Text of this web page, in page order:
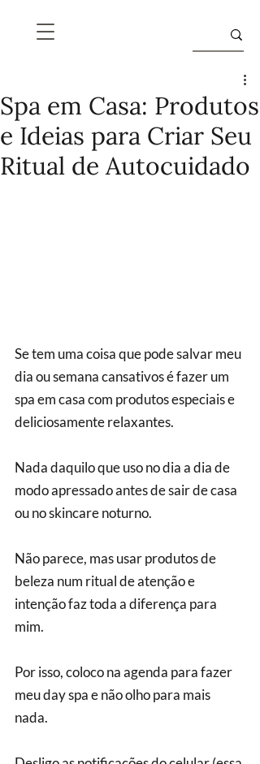
Spa em Casa: Produtos
e Ideias para Criar Seu
Ritual de Autocuidado
Se tem uma coisa que pode salvar meu
dia ou semana cansativos é fazer um
spa em casa com produtos especiais e
deliciosamente relaxantes.
Nada daquilo que uso no dia a dia de
modo apressado antes de sair de casa
ou no skincare noturno.
Não parece, mas usar produtos de
beleza num ritual de atenção e
intenção faz toda a diferença para
mim.
Por isso, coloco na agenda para fazer
meu day spa e não olho para mais
nada.